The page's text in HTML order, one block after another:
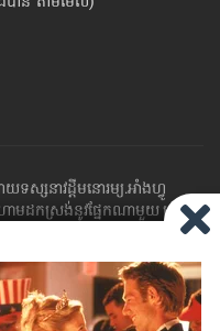
ស្សនាវដ្ដី​មនោរម្យ.អាំងហ្វូ
ម​ដក​ស្រង់​នូវ​ផ្នែក​ណា​មួយ​ ឬ​ផ្នែក​
យ.អាំងហ្វូ យក​ទៅ​​បោះពុម្ព នៅ
ម​រលក​ធាតុអាកាស ឬតាមប្រព័ន្ធ
ាមវិធីណាក៏ដោយ ដោយ​គ្មាន​ការ​
រ​ផ្សាយ​។ផ្ទុយមកវិញ ដើម្បី​ទទួល​
ង​មក​ទស្សនាវដ្ដី។